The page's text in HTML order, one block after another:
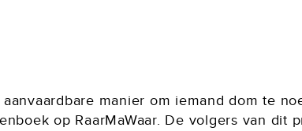
manier om iemand dom te
op RaarMaWaar. De volgers van dit